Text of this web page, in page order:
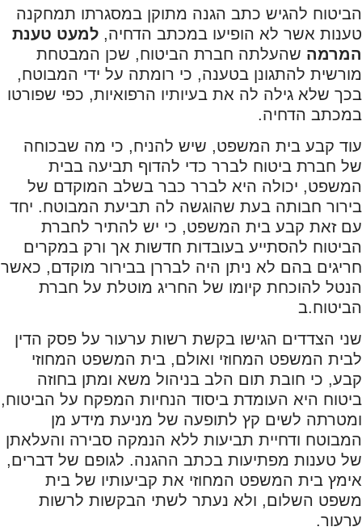
הביטוח להגיש כתב הגנה מתוקן במסגרתו תמחקנה
טענות אשר לא הופיעו במכתב הדחיה, למעט טענת
המרמה שהעלתה חברת הביטוח, שכן המבטחת
מורשית להתגונן בטענה, כי רומתה על ידי המבוטח,
בכך שלא גילה לה את בעיותיו הרפואיות, כפי שפורטו
במכתב הדחיה.
עוד קבע בית המשפט, שיש להניח, כי מה שבכוחה
של חברת ביטוח לברר כדי להדוף תביעה בבית
המשפט, יכולה היא לברר כבר בשלב המוקדם של
בירור חבותה בעת שהוגשה לה תביעת המבוטח. יחד
עם זאת קבע בית המשפט, כי יש להתיר לחברת
הביטוח להסתייע בעובדות חדשות אך ורק במקרים
חריגים בהם לא ניתן היה לבררן בבירור מוקדם, כאשר
הנטל להוכחת קיומו של החריג מוטלת על חברת
הביטוח.ב
שני הצדדים הגישו בקשת רשות ערעור על פסק הדין
לבית המשפט המחוזי ואולם, בית המשפט המחוזי
קבע, כי חובת תום הלב בניהול משא ומתן בחוזה
ביטוח היא העומדת ביסוד הנחיות המפקח על הביטוח,
ומטרתה לשים קץ לתופעה של מניעת מידע מן
המבוטח ודחיית תביעות ללא הנמקה סבירה והעלאתן
של טענות מפתיעות בכתב ההגנה. לגופם של דברים,
אימץ בית המשפט המחוזי את קביעותיו של בית
משפט השלום, ולא נעתר לשתי הבקשות לרשות
ערעור.